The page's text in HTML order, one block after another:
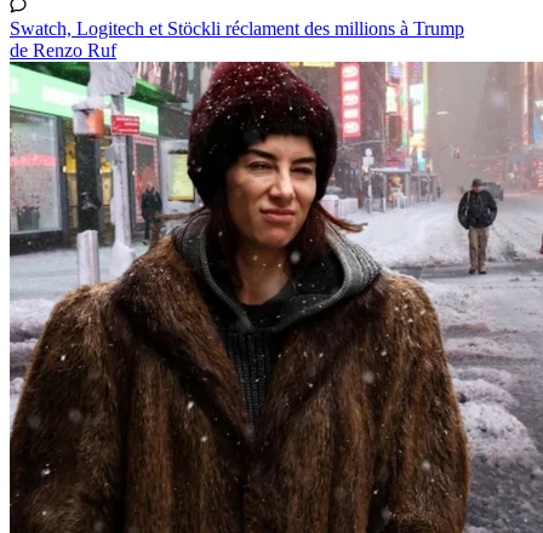
Swatch, Logitech et Stöckli réclament des millions à Trump
de Renzo Ruf